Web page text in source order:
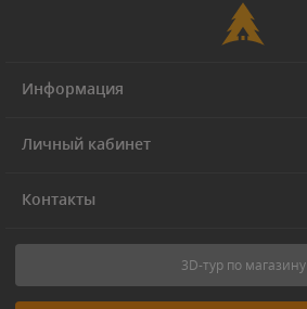
Информация
Личный кабинет
Контакты
3D-тур по магазину